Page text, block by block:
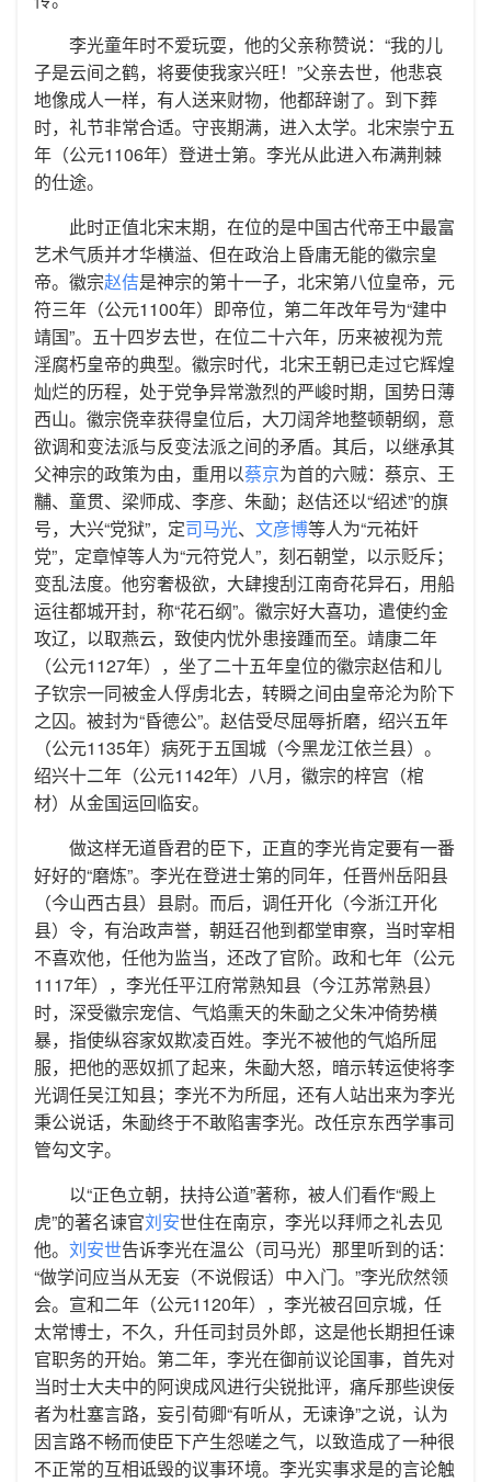
李光童年时不爱玩耍，他的父亲称赞说：“我的儿
子是云间之鹤，将要使我家兴旺！”父亲去世，他悲哀
地像成人一样，有人送来财物，他都辞谢了。到下葬
时，礼节非常合适。守丧期满，进入太学。北宋崇宁五
年（公元1106年）登进士第。李光从此进入布满荆棘
的仕途。
此时正值北宋末期，在位的是中国古代帝王中最富
艺术气质并才华横溢、但在政治上昏庸无能的徽宗皇
帝。徽宗赵佶是神宗的第十一子，北宋第八位皇帝，元
符三年（公元1100年）即帝位，第二年改年号为“建中
靖国”。五十四岁去世，在位二十六年，历来被视为荒
淫腐朽皇帝的典型。徽宗时代，北宋王朝已走过它辉煌
灿烂的历程，处于党争异常激烈的严峻时期，国势日薄
西山。徽宗侥幸获得皇位后，大刀阔斧地整顿朝纲，意
欲调和变法派与反变法派之间的矛盾。其后，以继承其
父神宗的政策为由，重用以蔡京为首的六贼：蔡京、王
黼、童贯、梁师成、李彦、朱勔；赵佶还以“绍述”的旗
号，大兴“党狱”，定司马光、 文彦博等人为“元祐奸
党”，定章悼等人为“元符党人”，刻石朝堂，以示贬斥；
变乱法度。他穷奢极欲，大肆搜刮江南奇花异石，用船
运往都城开封，称“花石纲”。徽宗好大喜功，遣使约金
攻辽，以取燕云，致使内忧外患接踵而至。靖康二年
（公元1127年），坐了二十五年皇位的徽宗赵佶和儿
子钦宗一同被金人俘虏北去，转瞬之间由皇帝沦为阶下
之囚。被封为“昏德公”。赵佶受尽屈辱折磨，绍兴五年
（公元1135年）病死于五国城（今黑龙江依兰县）。
绍兴十二年（公元1142年）八月，徽宗的梓宫（棺
材）从金国运回临安。
做这样无道昏君的臣下，正直的李光肯定要有一番
好好的“磨炼”。李光在登进士第的同年，任晋州岳阳县
（今山西古县）县尉。而后，调任开化（今浙江开化
县）令，有治政声誉，朝廷召他到都堂审察，当时宰相
不喜欢他，任他为监当，还改了官阶。政和七年（公元
1117年），李光任平江府常熟知县（今江苏常熟县）
时，深受徽宗宠信、气焰熏天的朱勔之父朱冲倚势横
暴，指使纵容家奴欺凌百姓。李光不被他的气焰所屈
服，把他的恶奴抓了起来，朱勔大怒，暗示转运使将李
光调任吴江知县；李光不为所屈，还有人站出来为李光
秉公说话，朱勔终于不敢陷害李光。改任京东西学事司
管勾文字。
以“正色立朝，扶持公道”著称，被人们看作“殿上
虎”的著名谏官刘安世住在南京，李光以拜师之礼去见
他。 刘安世告诉李光在温公（司马光）那里听到的话：
“做学问应当从无妄（不说假话）中入门。”李光欣然领
会。宣和二年（公元1120年），李光被召回京城，任
太常博士，不久，升任司封员外郎，这是他长期担任谏
官职务的开始。第二年，李光在御前议论国事，首先对
当时士大夫中的阿谀成风进行尖锐批评，痛斥那些谀佞
者为杜塞言路，妄引荀卿“有听从，无谏诤”之说，认为
因言路不畅而使臣下产生怨嗟之气，以致造成了一种很
不正常的互相诋毁的议事环境。李光实事求是的言论触